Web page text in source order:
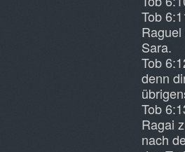
Tob
Sara.
Tob
denn
Tob
Ragai
nach